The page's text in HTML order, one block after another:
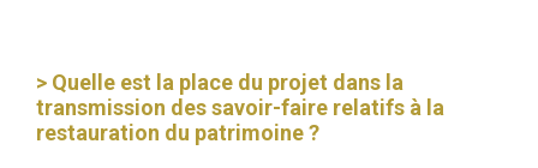
> Quelle est la place du projet dans la
transmission des savoir-faire relatifs à la
restauration du patrimoine ?